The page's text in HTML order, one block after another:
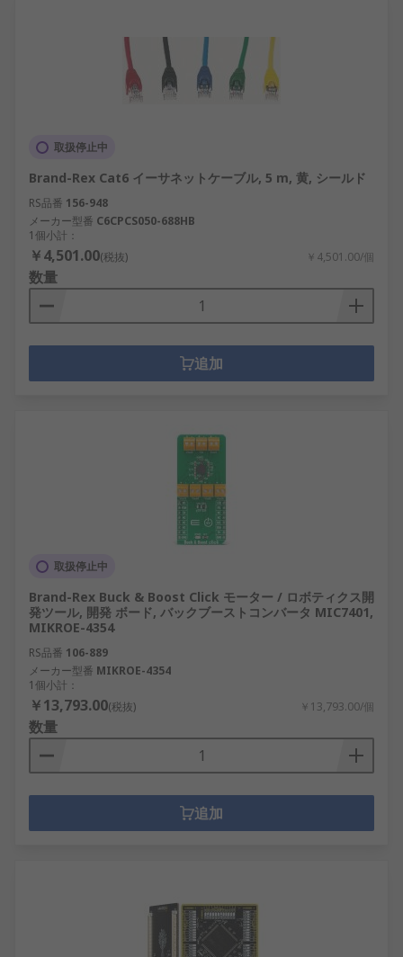
取扱停止中
Brand-Rex Cat6 イーサネットケーブル, 5 m, 黄, シールド
RS品番 156-948
メーカー型番 C6CPCS050-688HB
1個小計：
￥4,501.00(税抜) ￥4,501.00/個
数量
追加
取扱停止中
Brand-Rex Buck & Boost Click モーター / ロボティクス開
発ツール, 開発 ボード, バックブーストコンバータ MIC7401,
MIKROE-4354
RS品番 106-889
メーカー型番 MIKROE-4354
1個小計：
￥13,793.00(税抜) ￥13,793.00/個
数量
追加